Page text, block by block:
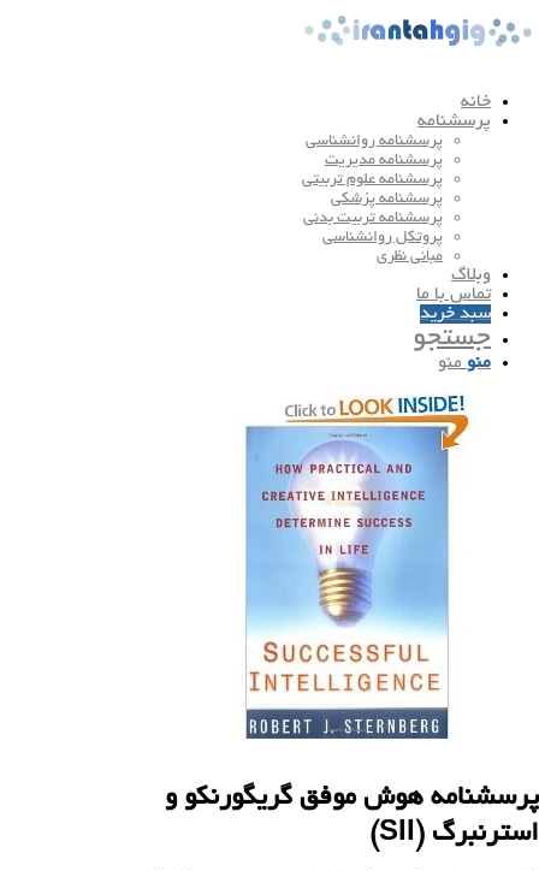
خانه
پرسشنامه
پرسشنامه روانشناسی
پرسشنامه مدیریت
پرسشنامه علوم تربیتی
پرسشنامه پزشکی
پرسشنامه تربیت بدنی
پروتکل روانشناسی
مبانی نظری
وبلاگ
تماس با ما
سبد خرید
جستجو
منو منو
پرسشنامه هوش موفق گریگورنکو و
استرنبرگ (SII)